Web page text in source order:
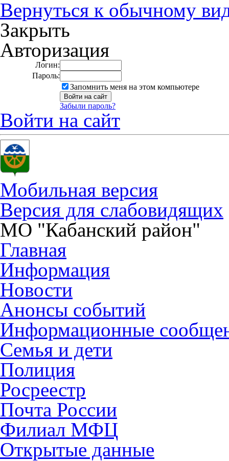
Вернуться к обычному
Закрыть
Авторизация
Логин:
Пароль:
Запомнить меня на этом компьютере
Забыли пароль?
Войти на сайт
Мобильная версия
Версия для слабовидящих
МО "Кабанский район"
Главная
Информация
Новости
Анонсы событий
Информационные
Семья и дети
Полиция
Росреестр
Почта России
Филиал МФЦ
Открытые данные